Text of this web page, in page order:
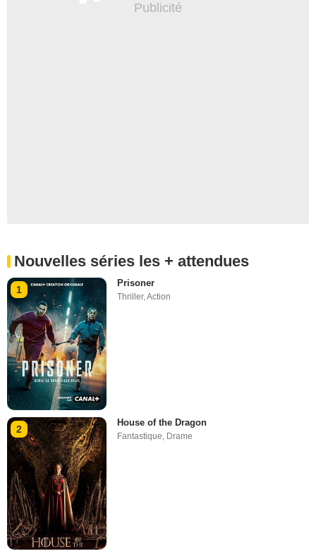
Nouvelles séries les + attendues
1
Prisoner
Thriller,Action
2
House of the Dragon
Fantastique, Drame